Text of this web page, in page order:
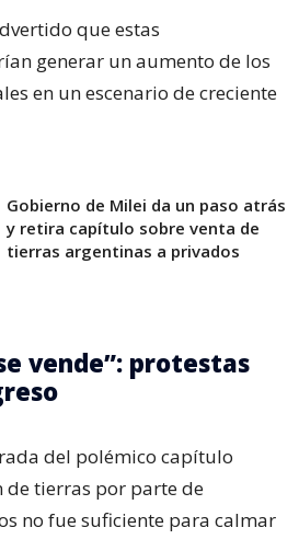
que estas
generar un aumento de los
en un escenario de creciente
Gobierno de Milei da un paso atrás
y retira capítulo sobre venta de
tierras argentinas a privados
vende”: protestas
del polémico capítulo
tierras por parte de
no fue suficiente para calmar